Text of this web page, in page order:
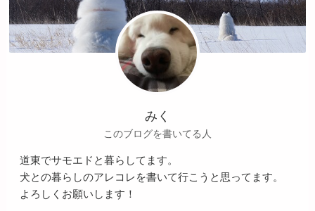
みく
このブログを書いてる人
道東でサモエドと暮らしてます。
犬との暮らしのアレコレを書いて行こうと思ってます。
よろしくお願いします！